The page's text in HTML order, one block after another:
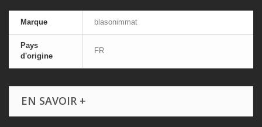
Marque blasonimmat
Pays
d'origine
FR
EN SAVOIR +